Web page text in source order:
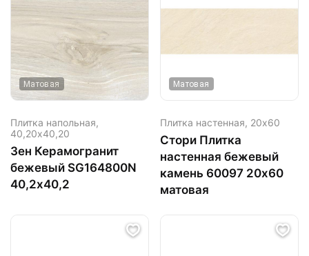
Матовая
Плитка напольная,
40,20х40,20
Зен Керамогранит
бежевый SG164800N
40,2х40,2
Матовая
Плитка настенная, 20х60
Стори Плитка
настенная бежевый
камень 60097 20х60
матовая